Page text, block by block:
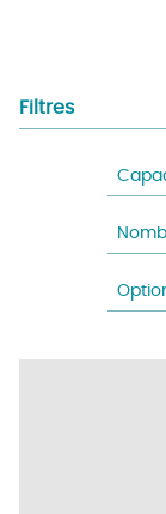
Filtres